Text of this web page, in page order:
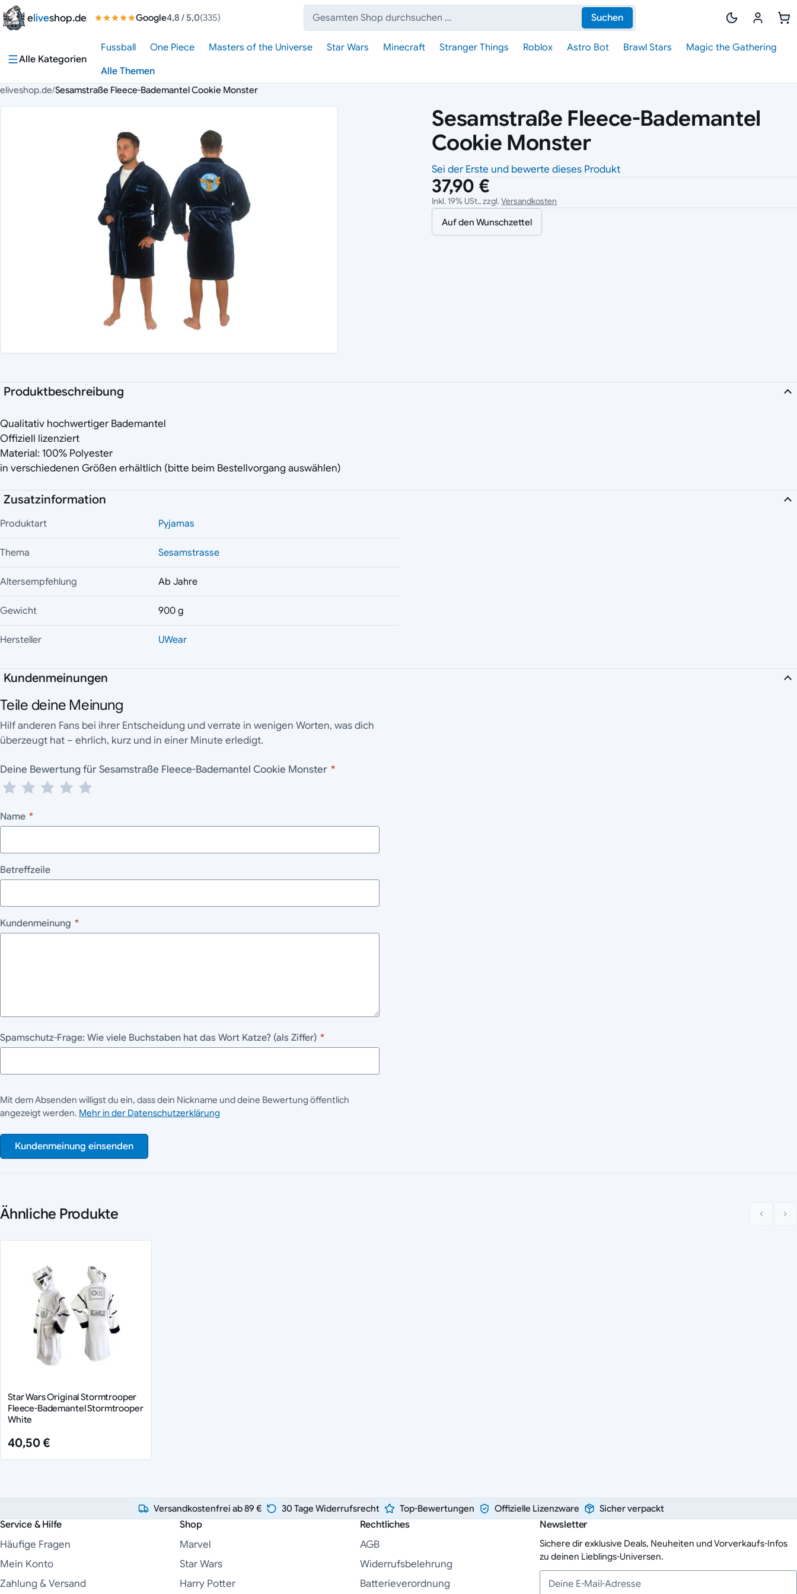
Zum Inhalt springen
eliveshop.de Google4,8 / 5,0(335)
Suche:
Suchen
Alle Kategorien
Fussball One Piece Masters of the Universe Star Wars Minecraft Stranger Things Roblox Astro Bot Brawl Stars
Magic the Gathering
Alle Themen
eliveshop.de/Sesamstraße Fleece-Bademantel Cookie Monster
Sesamstraße Fleece-Bademantel
Cookie Monster
Sei der Erste und bewerte dieses Produkt
37,90 €
Inkl. 19% USt., zzgl.Versandkosten
Auf den Wunschzettel
Produktbeschreibung
Qualitativ hochwertiger Bademantel
Offiziell lizenziert
Material: 100% Polyester
in verschiedenen Größen erhältlich (bitte beim Bestellvorgang auswählen)
Zusatzinformation
Produktart Pyjamas
Thema Sesamstrasse
Altersempfehlung Ab Jahre
Gewicht 900 g
Hersteller UWear
Kundenmeinungen
Teile deine Meinung
Hilf anderen Fans bei ihrer Entscheidung und verrate in wenigen Worten, was dich
überzeugt hat – ehrlich, kurz und in einer Minute erledigt.
Deine Bewertung für Sesamstraße Fleece-Bademantel Cookie Monster *
Name *
Betreffzeile
Kundenmeinung *
Spamschutz-Frage: Wie viele Buchstaben hat das Wort Katze? (als Ziffer) *
Mit dem Absenden willigst du ein, dass dein Nickname und deine Bewertung öffentlich
angezeigt werden. Mehr in der Datenschutzerklärung
Kundenmeinung einsenden
Ähnliche Produkte
Star Wars Original Stormtrooper
Fleece-Bademantel Stormtrooper
White
40,50 €
Versandkostenfrei ab 89 € 30 Tage Widerrufsrecht Top-Bewertungen Offizielle Lizenzware Sicher verpackt
Service & Hilfe
Häufige Fragen
Mein Konto
Zahlung & Versand
Shop
Marvel
Star Wars
Harry Potter
Rechtliches
AGB
Widerrufsbelehrung
Batterieverordnung
Newsletter
Sichere dir exklusive Deals, Neuheiten und Vorverkaufs-Infos
zu deinen Lieblings-Universen.